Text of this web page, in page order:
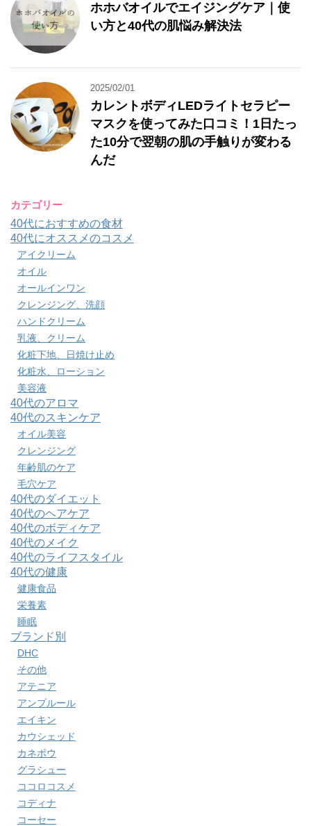
ホホバオイルでエイジングケア｜使
い方と40代の肌悩み解決法
2025/02/01
カレントボディLEDライトセラピー
マスクを使ってみた口コミ！1日たっ
た10分で翌朝の肌の手触りが変わる
んだ
カテゴリー
40代におすすめの食材
40代にオススメのコスメ
アイクリーム
オイル
オールインワン
クレンジング、洗顔
ハンドクリーム
乳液、クリーム
化粧下地、日焼け止め
化粧水、ローション
美容液
40代のアロマ
40代のスキンケア
オイル美容
クレンジング
年齢肌のケア
毛穴ケア
40代のダイエット
40代のヘアケア
40代のボディケア
40代のメイク
40代のライフスタイル
40代の健康
健康食品
栄養素
睡眠
ブランド別
DHC
その他
アテニア
アンプルール
エイキン
カウシェッド
カネボウ
グラシュー
ココロコスメ
コディナ
コーセー